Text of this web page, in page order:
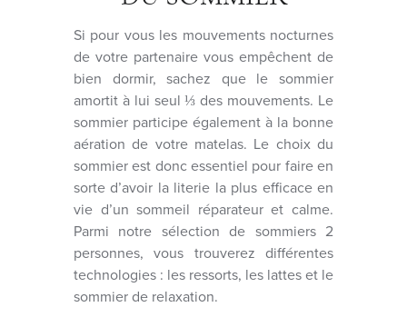
Si pour vous les mouvements nocturnes
de votre partenaire vous empêchent de
bien dormir, sachez que le sommier
amortit à lui seul ⅓ des mouvements. Le
sommier participe également à la bonne
aération de votre matelas. Le choix du
sommier est donc essentiel pour faire en
sorte d’avoir la literie la plus efficace en
vie d’un sommeil réparateur et calme.
Parmi notre sélection de sommiers 2
personnes, vous trouverez différentes
technologies : les ressorts, les lattes et le
sommier de relaxation.